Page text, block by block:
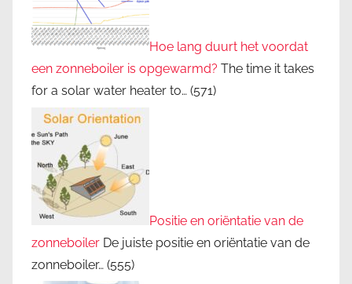
Hoe lang duurt het voordat
een zonneboiler is opgewarmd? The time it takes
for a solar water heater to… (571)
Positie en oriëntatie van de
zonneboiler De juiste positie en oriëntatie van de
zonneboiler… (555)